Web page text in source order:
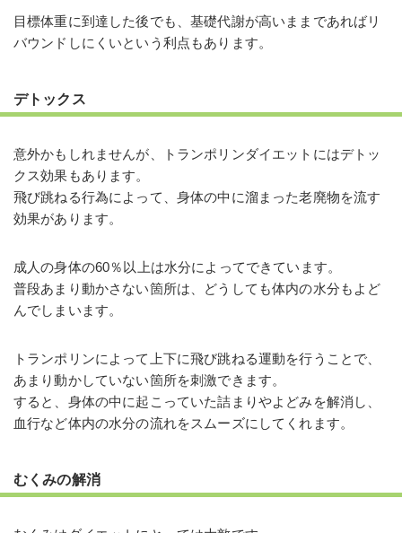
目標体重に到達した後でも、基礎代謝が高いままであればリ
バウンドしにくいという利点もあります。
デトックス
意外かもしれませんが、トランポリンダイエットにはデトッ
クス効果もあります。
飛び跳ねる行為によって、身体の中に溜まった老廃物を流す
効果があります。
成人の身体の60％以上は水分によってできています。
普段あまり動かさない箇所は、どうしても体内の水分もよど
んでしまいます。
トランポリンによって上下に飛び跳ねる運動を行うことで、
あまり動かしていない箇所を刺激できます。
すると、身体の中に起こっていた詰まりやよどみを解消し、
血行など体内の水分の流れをスムーズにしてくれます。
むくみの解消